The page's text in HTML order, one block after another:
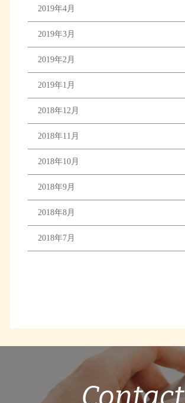
2019年4月
2019年3月
2019年2月
2019年1月
2018年12月
2018年11月
2018年10月
2018年9月
2018年8月
2018年7月